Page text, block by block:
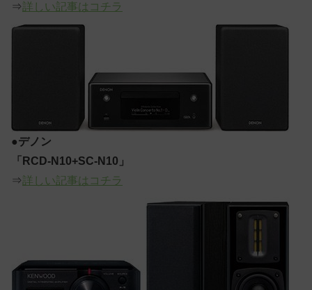
⇒詳しい記事はコチラ
●デノン
「RCD-N10+SC-N10」
⇒詳しい記事はコチラ